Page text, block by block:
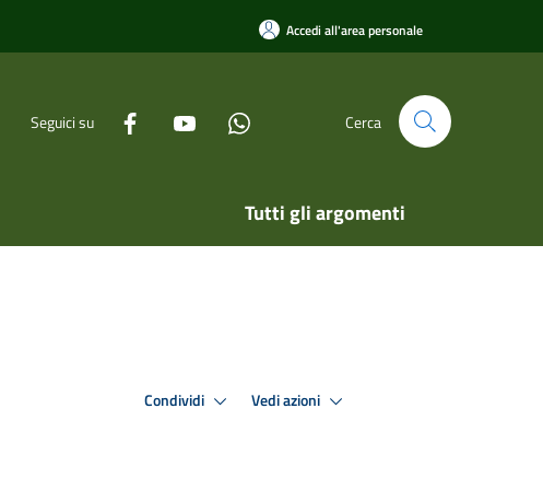
Accedi all'area personale
Seguici su Cerca
Tutti gli argomenti
Condividi Vedi azioni